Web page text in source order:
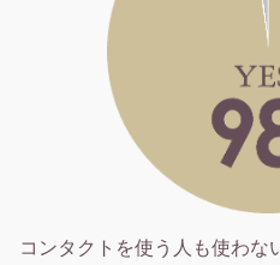
コンタクトを使う人も使わな